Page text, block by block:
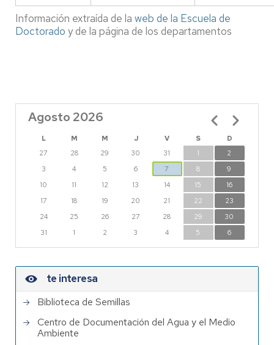
Información extraída de la web de la Escuela de
Doctorado y de la página de los departamentos
Agosto 2026
L M M J V S
D
27
28 29 30 31 1
2
3
4 5 6 7 8
9
10
11 12 13 14 15
16
17
18 19 20 21 22
23
24
25 26 27 28 29
30
31
1 2 3 4 5 6
Paginación
te interesa
Biblioteca de Semillas
Centro de Documentación del Agua y el Medio
Ambiente